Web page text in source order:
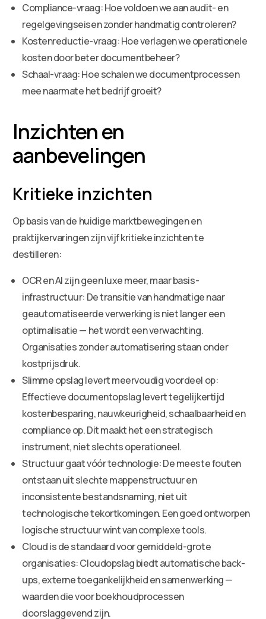
Compliance-vraag: Hoe voldoen we aan audit- en
regelgevingseisen zonder handmatig controleren?
Kostenreductie-vraag: Hoe verlagen we operationele
kosten door beter documentbeheer?
Schaal-vraag: Hoe schalen we documentprocessen
mee naarmate het bedrijf groeit?
Inzichten en
aanbevelingen
Kritieke inzichten
Op basis van de huidige marktbewegingen en
praktijkervaringen zijn vijf kritieke inzichten te
destilleren:
OCR en AI zijn geen luxe meer, maar basis-
infrastructuur: De transitie van handmatige naar
geautomatiseerde verwerking is niet langer een
optimalisatie — het wordt een verwachting.
Organisaties zonder automatisering staan onder
kostprijsdruk.
Slimme opslag levert meervoudig voordeel op:
Effectieve documentopslag levert tegelijkertijd
kostenbesparing, nauwkeurigheid, schaalbaarheid en
compliance op. Dit maakt het een strategisch
instrument, niet slechts operationeel.
Structuur gaat vóór technologie: De meeste fouten
ontstaan uit slechte mappenstructuur en
inconsistente bestandsnaming, niet uit
technologische tekortkomingen. Een goed ontworpen
logische structuur wint van complexe tools.
Cloud is de standaard voor gemiddeld-grote
organisaties: Cloudopslag biedt automatische back-
ups, externe toegankelijkheid en samenwerking —
waarden die voor boekhoudprocessen
doorslaggevend zijn.